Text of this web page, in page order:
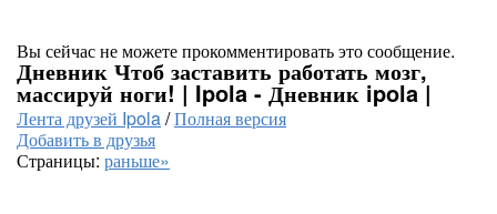
Вы сейчас не можете прокомментировать это сообщение.
Дневник Чтоб заставить работать мозг,
массируй ноги! | Ipola - Дневник ipola |
Лента друзей Ipola/Полная версия
Добавить в друзья
Страницы: раньше»